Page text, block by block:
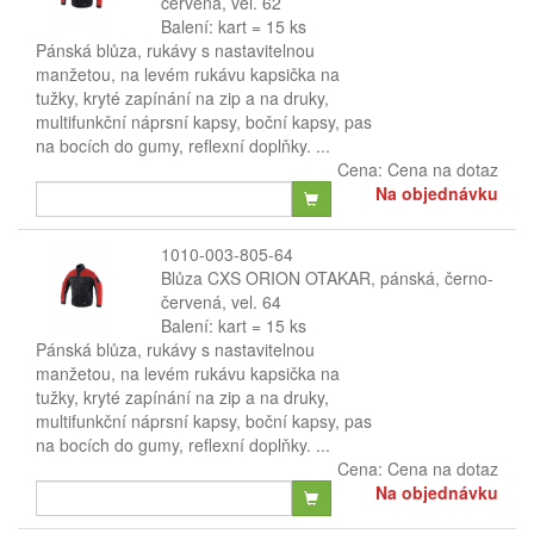
Balení: kart = 15 ks
Pánská blůza, rukávy s nastavitelnou
manžetou, na levém rukávu kapsička na
tužky, kryté zapínání na zip a na druky,
multifunkční náprsní kapsy, boční kapsy, pas
na bocích do gumy, reflexní doplňky. ...
Cena: Cena na dotaz
Na objednávku
1010-003-805-64
Blůza CXS ORION OTAKAR, pánská, černo-
červená, vel. 64
Balení: kart = 15 ks
Pánská blůza, rukávy s nastavitelnou
manžetou, na levém rukávu kapsička na
tužky, kryté zapínání na zip a na druky,
multifunkční náprsní kapsy, boční kapsy, pas
na bocích do gumy, reflexní doplňky. ...
Cena: Cena na dotaz
Na objednávku